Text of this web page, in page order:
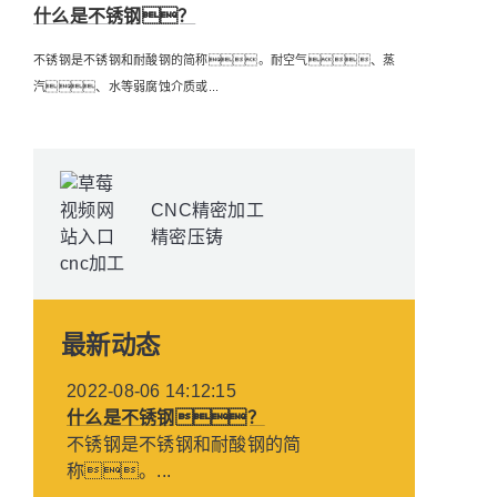
什么是不锈钢？
不锈钢是不锈钢和耐酸钢的简称。耐空气、蒸
汽、水等弱腐蚀介质或...
CNC精密加工
精密压铸
最新动态
2022-08-06 14:12:15
什么是不锈钢？
不锈钢是不锈钢和耐酸钢的简
称。...